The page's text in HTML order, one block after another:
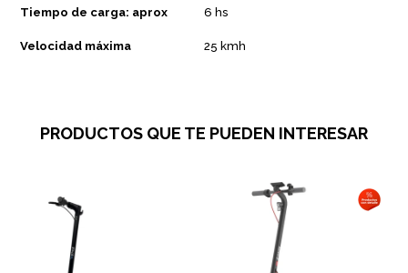
Tiempo de carga: aprox 6 hs
Velocidad máxima 25 kmh
PRODUCTOS QUE TE PUEDEN INTERESAR